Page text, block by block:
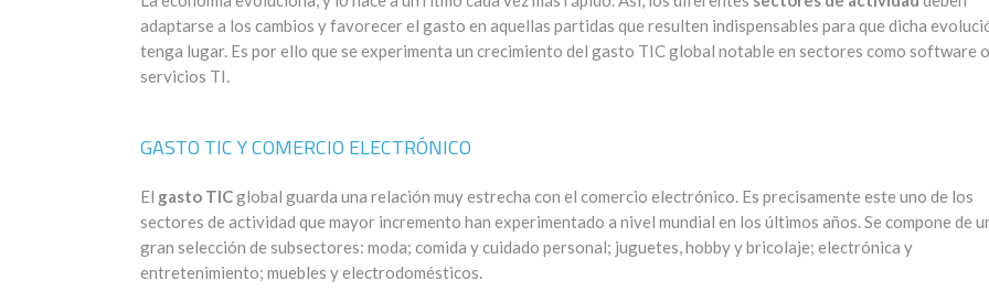
adaptarse a los cambios y favorecer el gasto en aquellas partidas que resulten indispensables para que dicha
tenga lugar. Es por ello que se experimenta un crecimiento del gasto TIC global notable en sectores como software o
servicios TI.
GASTO TIC Y COMERCIO ELECTRÓNICO
El gasto TICglobal guarda una relación muy estrecha con el comercio electrónico. Es precisamente este uno de los
sectores de actividad que mayor incremento han experimentado a nivel mundial en los últimos años. Se compone de
gran selección de subsectores: moda; comida y cuidado personal; juguetes, hobby y bricolaje; electrónica y
entretenimiento; muebles y electrodomésticos.